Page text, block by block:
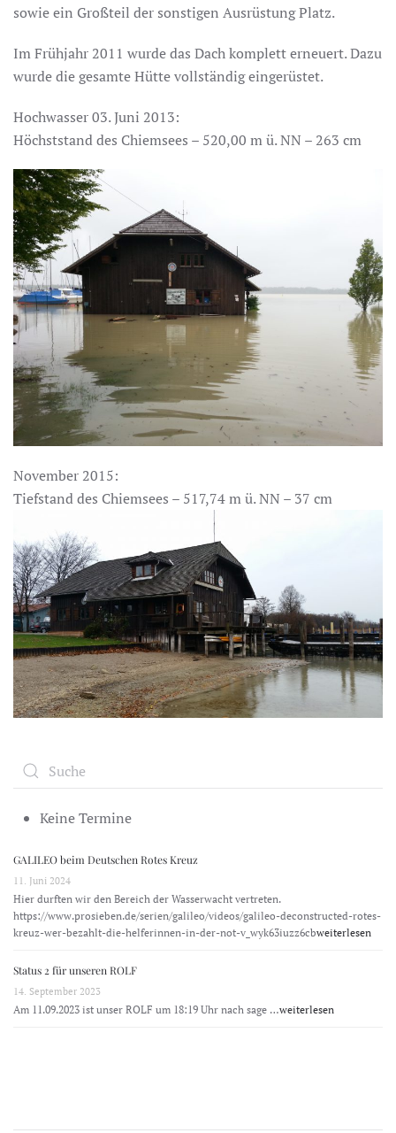
sowie ein Großteil der sonstigen Ausrüstung Platz.
Im Frühjahr 2011 wurde das Dach komplett erneuert. Dazu
wurde die gesamte Hütte vollständig eingerüstet.
Hochwasser 03. Juni 2013:
Höchststand des Chiemsees – 520,00 m ü. NN – 263 cm
November 2015:
Tiefstand des Chiemsees – 517,74 m ü. NN – 37 cm
Keine Termine
GALILEO beim Deutschen Rotes Kreuz
11. Juni 2024
Hier durften wir den Bereich der Wasserwacht vertreten.
https://www.prosieben.de/serien/galileo/videos/galileo-deconstructed-rotes-
kreuz-wer-bezahlt-die-helferinnen-in-der-not-v_wyk63iuzz6cbweiterlesen
Status 2 für unseren ROLF
14. September 2023
Am 11.09.2023 ist unser ROLF um 18:19 Uhr nach sage …weiterlesen